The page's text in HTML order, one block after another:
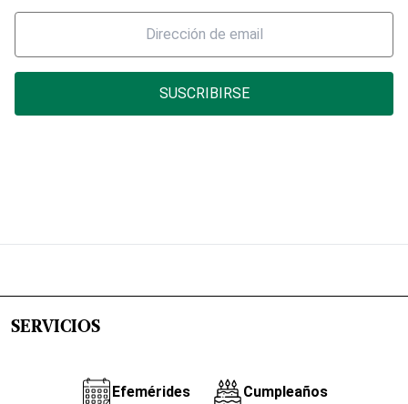
SUSCRIBIRSE
SERVICIOS
Efemérides Cumpleaños